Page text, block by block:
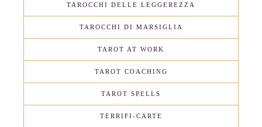
TAROCCHI DELLE LEGGEREZZA
TAROCCHI DI MARSIGLIA
TAROT AT WORK
TAROT COACHING
TAROT SPELLS
TERRIFI-CARTE